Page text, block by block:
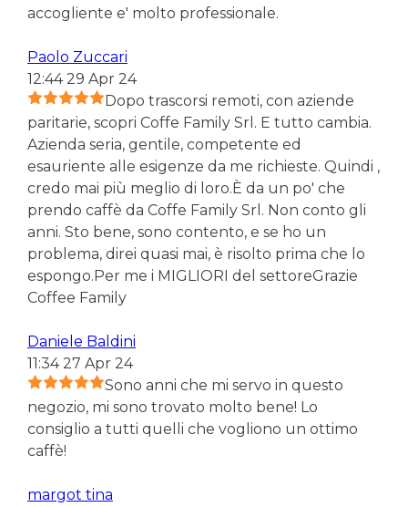
accogliente e' molto professionale.
Paolo Zuccari
12:44 29 Apr 24
Dopo trascorsi remoti, con aziende
paritarie, scopri Coffe Family Srl. E tutto cambia.
Azienda seria, gentile, competente ed
esauriente alle esigenze da me richieste. Quindi ,
credo mai più meglio di loro.È da un po' che
prendo caffè da Coffe Family Srl. Non conto gli
anni. Sto bene, sono contento, e se ho un
problema, direi quasi mai, è risolto prima che lo
espongo.Per me i MIGLIORI del settoreGrazie
Coffee Family
Daniele Baldini
11:34 27 Apr 24
Sono anni che mi servo in questo
negozio, mi sono trovato molto bene! Lo
consiglio a tutti quelli che vogliono un ottimo
caffè!
margot tina